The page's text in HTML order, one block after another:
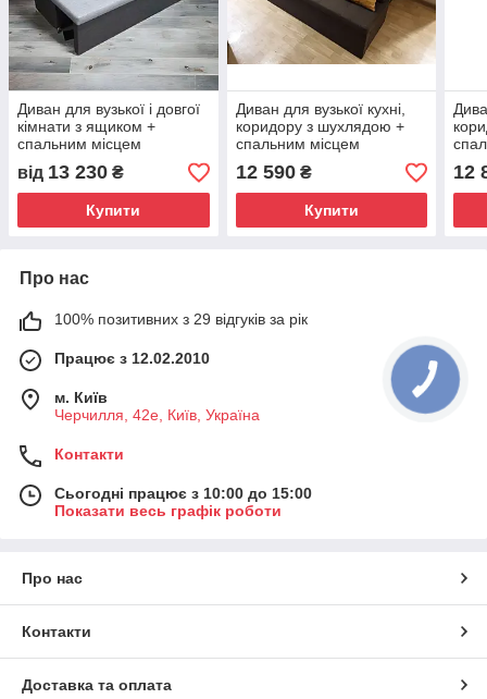
Диван для вузької і довгої
кімнати з ящиком +
спальним місцем
1800х550х850мм
від 13 230 ₴
Купити
Диван для вузької кухні,
коридору з шухлядою +
спальним місцем
1800х550х800 мм
12 590₴
Купити
12
Про нас
100% позитивних з 29 відгуків за рік
Працює з 12.02.2010
м. Київ
Черчилля, 42е, Київ, Україна
Контакти
Сьогодні працює з 10:00 до 15:00
Показати весь графік роботи
Про нас
Контакти
Доставка та оплата